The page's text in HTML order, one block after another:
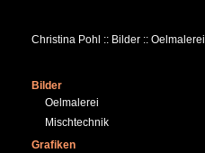
Christina Pohl :: Bilder :: Oelmalerei
Bilder
Oelmalerei
Mischtechnik
Grafiken